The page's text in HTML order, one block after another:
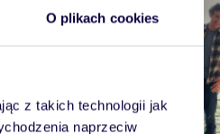
O plikach cookies
z takich technologii jak
naprzeciw